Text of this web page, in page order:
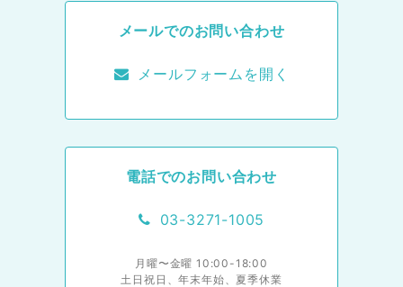
メールでのお問い合わせ
メールフォームを開く
電話でのお問い合わせ
03-3271-1005
月曜〜金曜 10:00-18:00
土日祝日、年末年始、夏季休業